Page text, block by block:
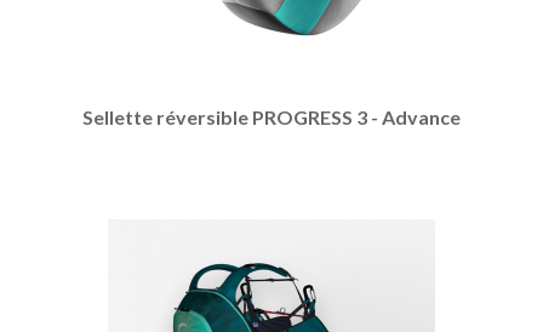
Sellette réversible PROGRESS 3 - Advance